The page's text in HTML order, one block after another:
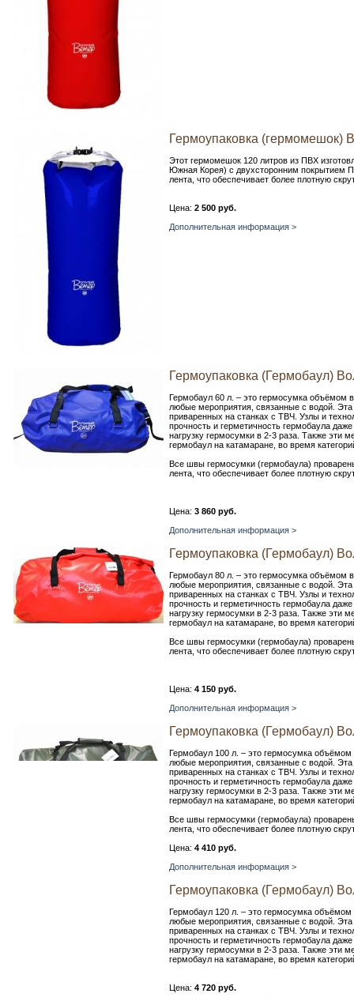
Гермоупаковка (гермомешок)
Этот гермомешок 120 литров из ПВХ
Южная Корея) с двухсторонним покрытием
лента, что обеспечивает более плотную
Цена: 2 500 руб.
Дополнительная информация >
Гермоупаковка (Гермобаул)
Гермобаул 60 л. – это гермосумка объёмом
любые мероприятия, связанные с водой.
приваренных на станках с ТВЧ. Узлы и
прочность и герметичность гермобаула
нагрузку гермосумки в 2-3 раза. Также эти
гермобаул на катамаране, во время
Все швы гермосумки (гермобаула)
лента, что обеспечивает более плотную
Цена: 3 860 руб.
Дополнительная информация >
Гермоупаковка (Гермобаул)
Гермобаул 80 л. – это гермосумка объёмом
любые мероприятия, связанные с водой.
приваренных на станках с ТВЧ. Узлы и
прочность и герметичность гермобаула
нагрузку гермосумки в 2-3 раза. Также эти
гермобаул на катамаране, во время
Все швы гермосумки (гермобаула)
лента, что обеспечивает более плотную
Цена: 4 150 руб.
Дополнительная информация >
Гермоупаковка (Гермобаул)
Гермобаул 100 л. – это гермосумка объёмом
любые мероприятия, связанные с водой.
приваренных на станках с ТВЧ. Узлы и
прочность и герметичность гермобаула
нагрузку гермосумки в 2-3 раза. Также эти
гермобаул на катамаране, во время
Все швы гермосумки (гермобаула)
лента, что обеспечивает более плотную
Цена: 4 410 руб.
Дополнительная информация >
Гермоупаковка (Гермобаул)
Гермобаул 120 л. – это гермосумка объёмом
любые мероприятия, связанные с водой.
приваренных на станках с ТВЧ. Узлы и
прочность и герметичность гермобаула
нагрузку гермосумки в 2-3 раза. Также эти
гермобаул на катамаране, во время
Цена: 4 720 руб.